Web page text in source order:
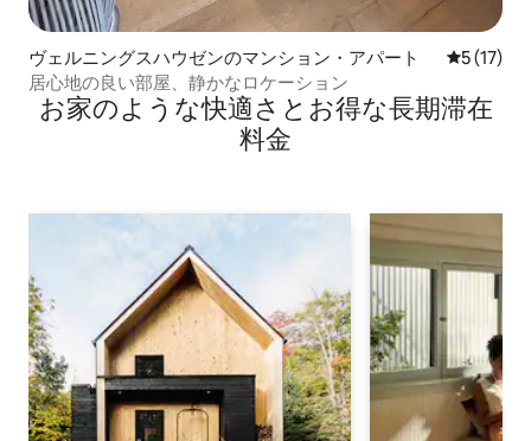
ヴェルニングスハウゼンのマンション・アパート レビュー
5 (17)
居心地の良い部屋、静かなロケーション
お家のような快⁠適⁠さ⁠とお⁠得⁠な長⁠期⁠滞⁠在
料⁠金